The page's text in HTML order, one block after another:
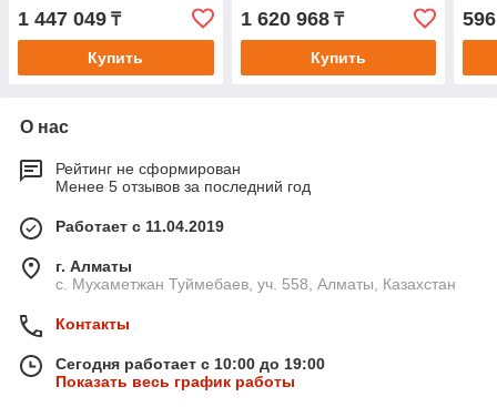
1 447 049 ₸
Купить
1 620 968₸
Купить
О нас
Рейтинг не сформирован
Менее 5 отзывов за последний год
Работает с 11.04.2019
г. Алматы
с. Мухаметжан Туймебаев, уч. 558, Алматы, Казахстан
Контакты
Сегодня работает с 10:00 до 19:00
Показать весь график работы